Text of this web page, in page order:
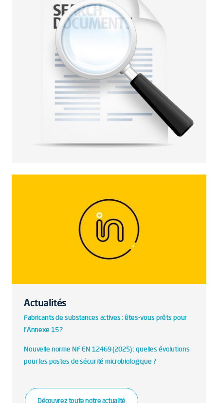
Actualités
Fabricants de substances actives : êtes-vous prêts pour
l’Annexe 15 ?
Nouvelle norme NF EN 12469 (2025) : quelles évolutions
pour les postes de sécurité microbiologique ?
Découvrez toute notre actualité